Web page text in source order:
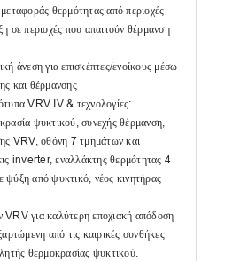
θερμότητας από περιοχές
σε περιοχές που απαιτούν θέρμανση
άνεση για επισκέπτες/ενοίκους μέσω
και θέρμανσης
VRV IV & τεχνολογίες:
ψυκτικού, συνεχής θέρμανση,
VRV, οθόνη 7 τμημάτων και
inverter, εναλλάκτης θερμότητας 4
από ψυκτικό, νέος κινητήρας
για καλύτερη εποχιακή απόδοση
από τις καιρικές συνθήκες
θερμοκρασίας ψυκτικού.